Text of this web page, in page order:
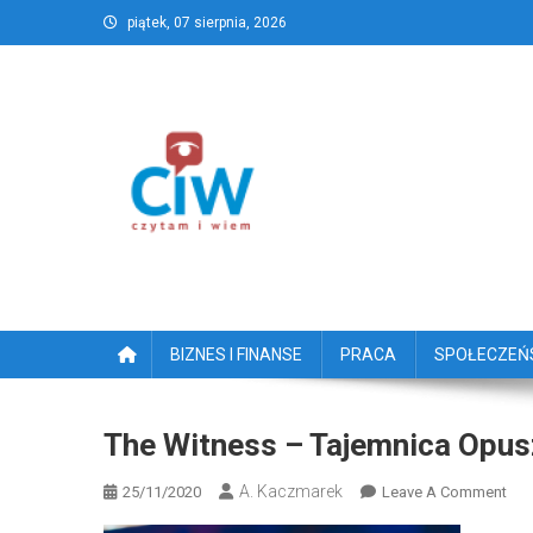
to
piątek, 07 sierpnia, 2026
CzytamiWiem.pl –
BIZNES I FINANSE PRACA
The Witness – Tajemnica
25/11/2020 A. Kaczmarek Leave A CommentOn